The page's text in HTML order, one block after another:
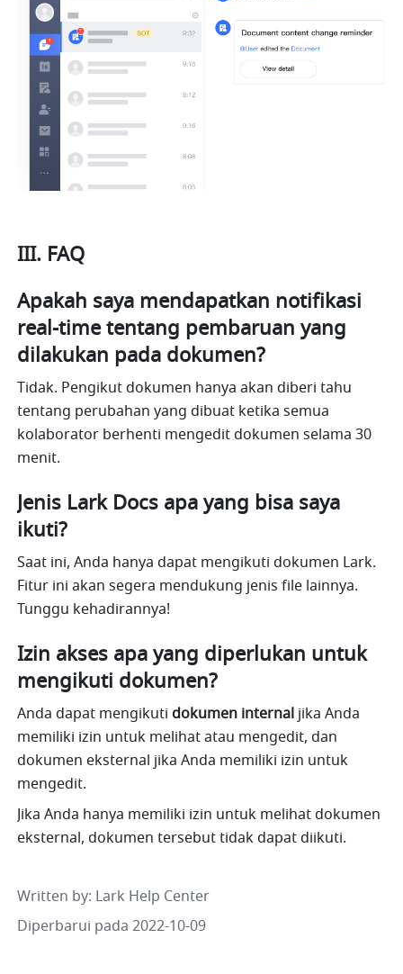
III. FAQ
Apakah saya mendapatkan notifikasi
real-time tentang pembaruan yang
dilakukan pada dokumen?
Tidak. Pengikut dokumen hanya akan diberi tahu
tentang perubahan yang dibuat ketika semua
kolaborator berhenti mengedit dokumen selama 30
menit.
Jenis Lark Docs apa yang bisa saya
ikuti?
Saat ini, Anda hanya dapat mengikuti dokumen Lark.
Fitur ini akan segera mendukung jenis file lainnya.
Tunggu kehadirannya!
Izin akses apa yang diperlukan untuk
mengikuti dokumen?
Anda dapat mengikuti dokumen internal jika Anda
memiliki izin untuk melihat atau mengedit, dan
dokumen eksternal jika Anda memiliki izin untuk
mengedit.
Jika Anda hanya memiliki izin untuk melihat dokumen
eksternal, dokumen tersebut tidak dapat diikuti.
Written by: Lark Help Center
Diperbarui pada 2022-10-09